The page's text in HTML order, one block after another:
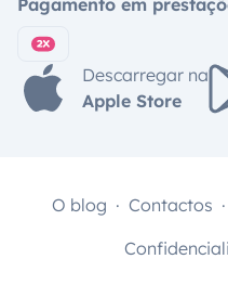
Pagamento em
Descarregar na
Apple Store
O blog Contactos